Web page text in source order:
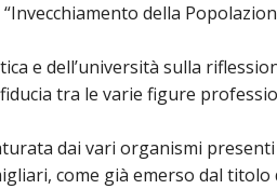
della
e dell’università sulla
tra le varie figure
dai vari organismi
come già emerso dal titolo